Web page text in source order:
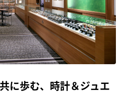
に歩む、時計＆ジュエ